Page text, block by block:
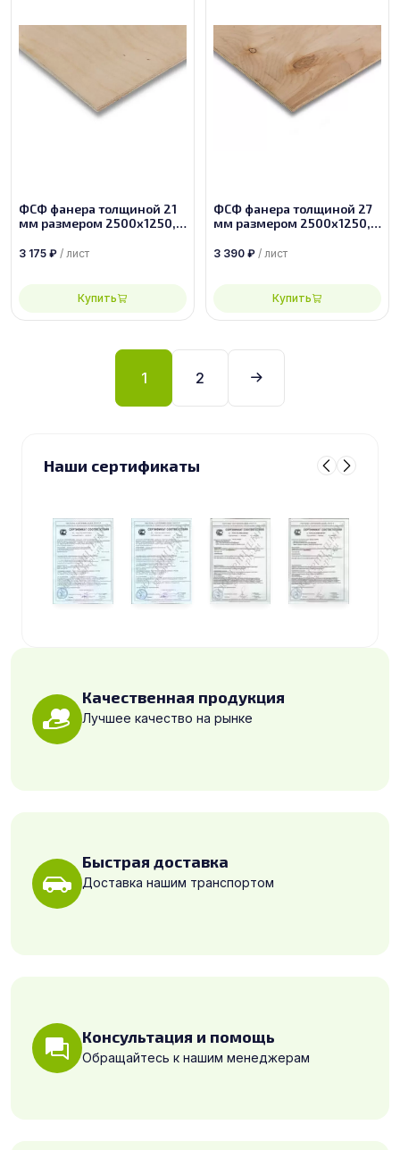
ФСФ фанера толщиной 21
мм размером 2500х1250,
3 175 ₽ / лист
Купить
ФСФ фанера толщиной 27
мм размером 2500х1250,
3 390 ₽ / лист
Купить
1 2
Наши сертификаты
Качественная продукция
Лучшее качество на рынке
Быстрая доставка
Доставка нашим транспортом
Консультация и помощь
Обращайтесь к нашим менеджерам